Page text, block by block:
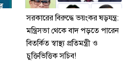
সরকারের বিরুদ্ধে ভয়ংকর ষড়যন্ত্র:
মন্ত্রিসভা থেকে বাদ পড়তে পারেন
বিতর্কিত স্বাস্থ্য প্রতিমন্ত্রী ও
চুক্তিভিত্তিক সচিব!